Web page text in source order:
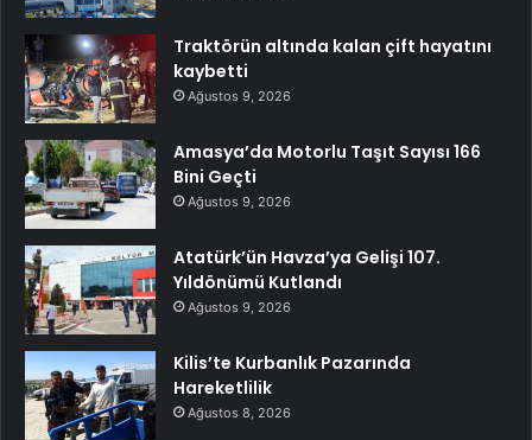
Traktörün altında kalan çift hayatını
kaybetti
Ağustos 9, 2026
Amasya’da Motorlu Taşıt Sayısı 166
Bini Geçti
Ağustos 9, 2026
Atatürk’ün Havza’ya Gelişi 107.
Yıldönümü Kutlandı
Ağustos 9, 2026
Kilis’te Kurbanlık Pazarında
Hareketlilik
Ağustos 8, 2026